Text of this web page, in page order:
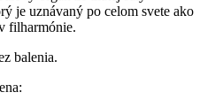
je uznávaný po celom svete ako
filharmónie.
balenia.